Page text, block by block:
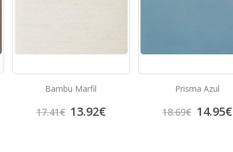
Bambu Marfil
17.41€ 13.92€
Prisma Azul
18.69€ 14.95€